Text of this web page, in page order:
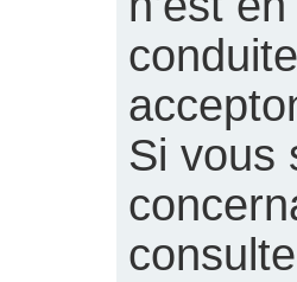
Si vous